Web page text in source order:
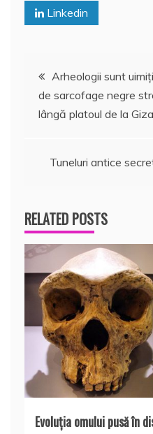
Linkedin
Navigare
în
Arheologii sunt
de sarcofage negre
lângă platoul de la Giza
Tuneluri antice
RELATED POSTS
Evoluţia omului pusă în